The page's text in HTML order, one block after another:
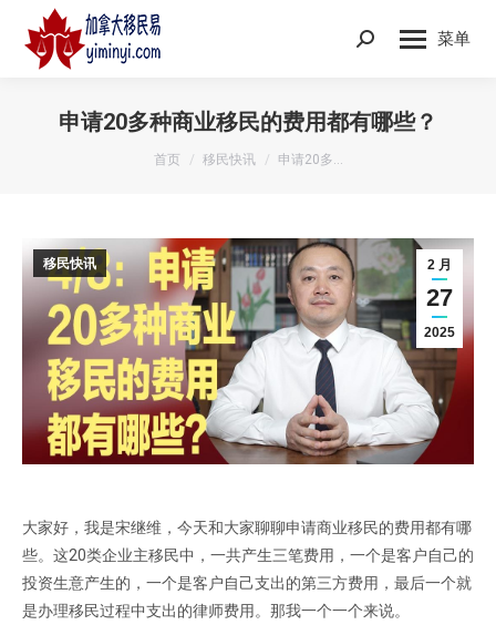
菜单
Search:
申请20多种商业移民的费用都有哪些？
您在这里：
首页 移民快讯 申请20多…
2 月
27
2025
移民快讯
大家好，我是宋继维，今天和大家聊聊申请商业移民的费用都有哪
些。这20类企业主移民中，一共产生三笔费用，一个是客户自己的
投资生意产生的，一个是客户自己支出的第三方费用，最后一个就
是办理移民过程中支出的律师费用。那我一个一个来说。